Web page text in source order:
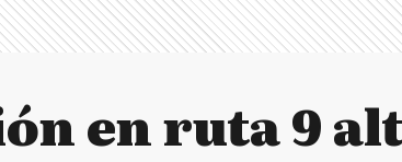
en ruta 9